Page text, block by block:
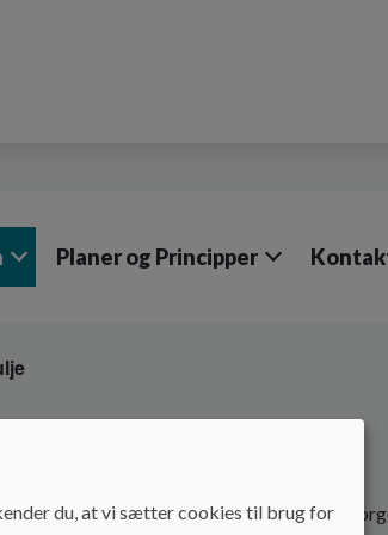
Planer og Principper
for både børn og voksne, morgen efter
du, at vi sætter cookies til brug for